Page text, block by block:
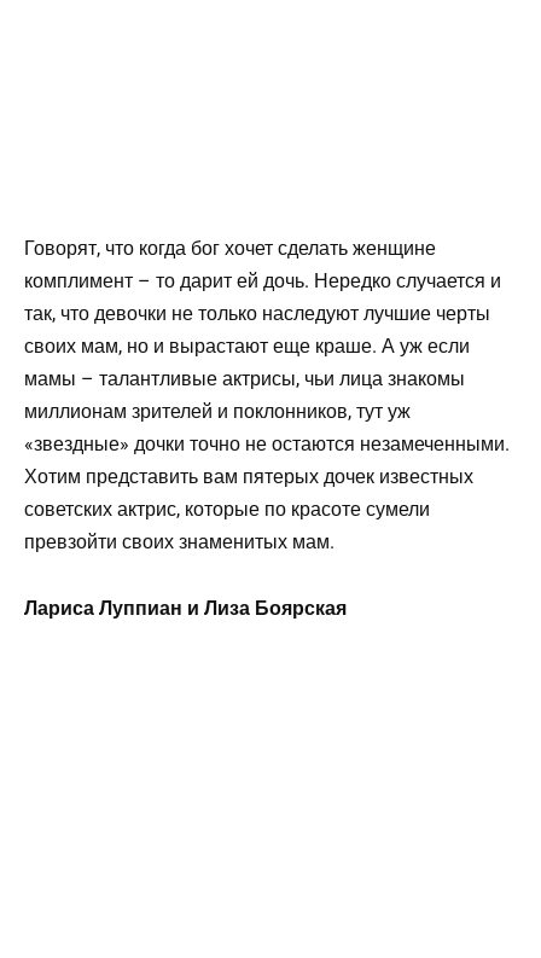
Говорят, что когда бог хочет сделать женщине
комплимент – то дарит ей дочь. Нередко случается и
так, что девочки не только наследуют лучшие черты
своих мам, но и вырастают еще краше. А уж если
мамы – талантливые актрисы, чьи лица знакомы
миллионам зрителей и поклонников, тут уж
«звездные» дочки точно не остаются незамеченными.
Хотим представить вам пятерых дочек известных
советских актрис, которые по красоте сумели
превзойти своих знаменитых мам.
Лариса Луппиан и Лиза Боярская